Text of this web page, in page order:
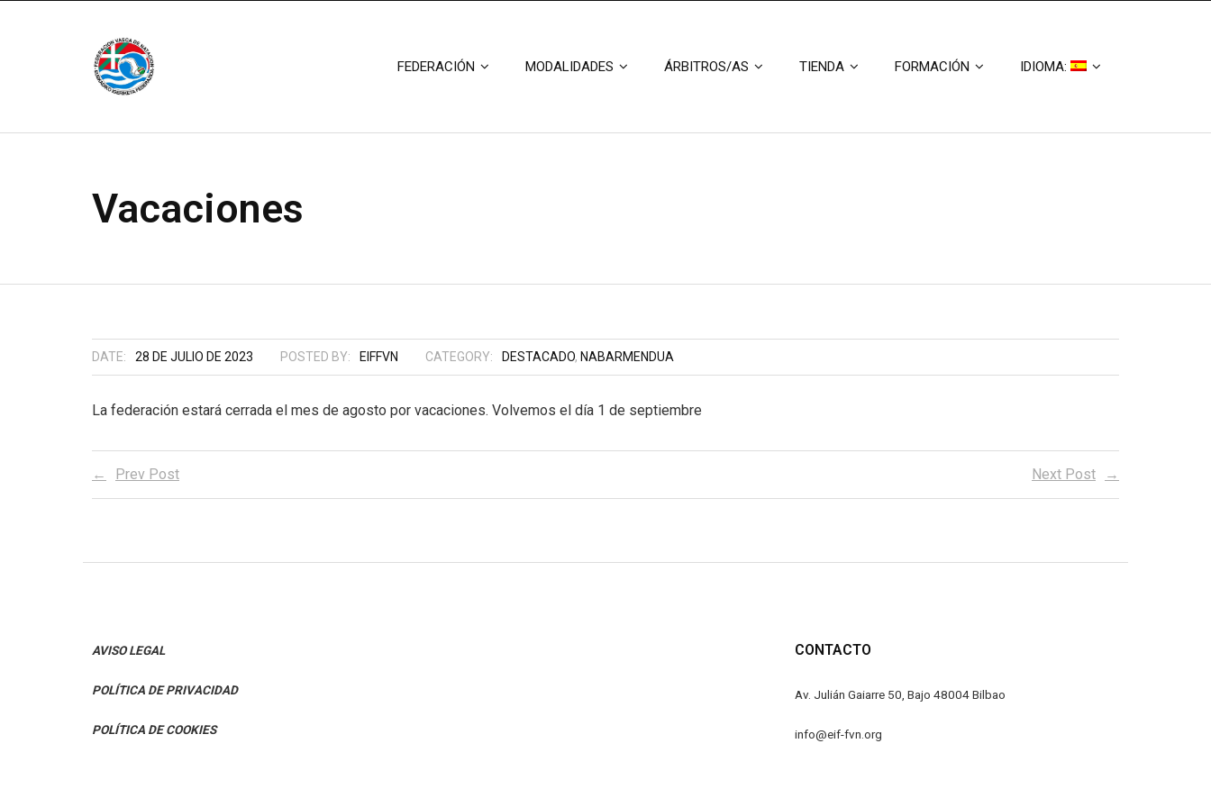
FEDERACIÓN MODALIDADES ÁRBITROS/AS TIENDA FORMACIÓN IDIOMA:
Vacaciones
DATE: 28 DE JULIO DE 2023 POSTED BY: EIFFVN CATEGORY: DESTACADO, NABARMENDUA
La federación estará cerrada el mes de agosto por vacaciones. Volvemos el día 1 de septiembre
Prev Post Next Post
AVISO LEGAL
POLÍTICA DE PRIVACIDAD
POLÍTICA DE COOKIES
CONTACTO
Av. Julián Gaiarre 50, Bajo 48004 Bilbao
info@eif-fvn.org